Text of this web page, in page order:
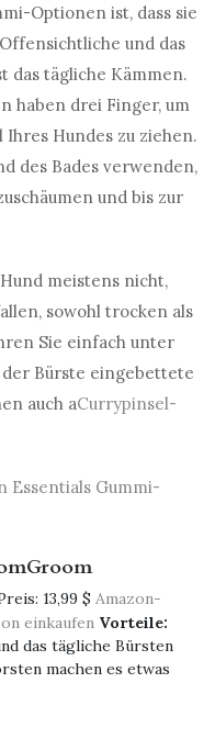
Optionen ist, dass sie
und das
das tägliche Kämmen.
haben drei Finger, um
Ihres Hundes zu ziehen.
des Bades verwenden,
und bis zur
meistens nicht,
sowohl trocken als
Sie einfach unter
der Bürste eingebettete
auch aCurrypinsel-
Essentials Gummi-
13,99 $ Amazon-
einkaufen Vorteile:
das tägliche Bürsten
machen es etwas